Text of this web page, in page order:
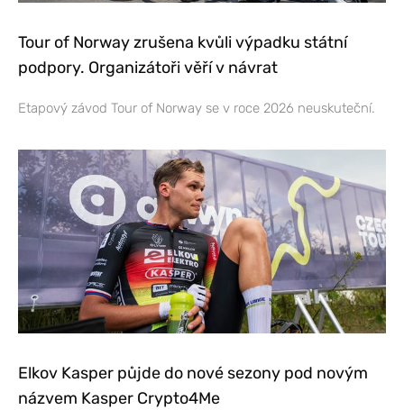
Tour of Norway zrušena kvůli výpadku státní
podpory. Organizátoři věří v návrat
Etapový závod Tour of Norway se v roce 2026 neuskuteční.
Elkov Kasper půjde do nové sezony pod novým
názvem Kasper Crypto4Me